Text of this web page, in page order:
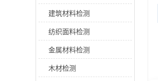
建筑材料检测
纺织面料检测
金属材料检测
木材检测